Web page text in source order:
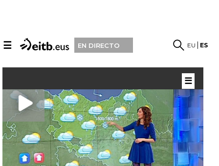
☰ EN DIRECTO EU ES
☰